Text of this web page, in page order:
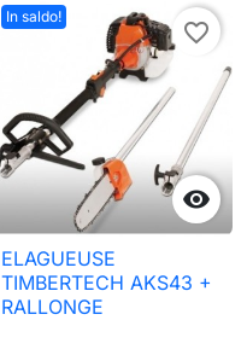
In saldo!

favorite_border
ELAGUEUSE
TIMBERTECH AKS43 +
RALLONGE